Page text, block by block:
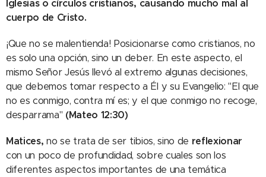
Iglesias o círculos cristianos, causando mucho mal al
cuerpo de Cristo.
¡Que no se malentienda! Posicionarse como cristianos, no
es solo una opción, sino un deber. En este aspecto, el
mismo Señor Jesús llevó al extremo algunas decisiones,
que debemos tomar respecto a Él y su Evangelio: "El que
no es conmigo, contra mí es; y el que conmigo no recoge,
desparrama" (Mateo 12:30)
Matices, no se trata de ser tibios, sino de reflexionar
con un poco de profundidad, sobre cuales son los
diferentes aspectos importantes de una temática